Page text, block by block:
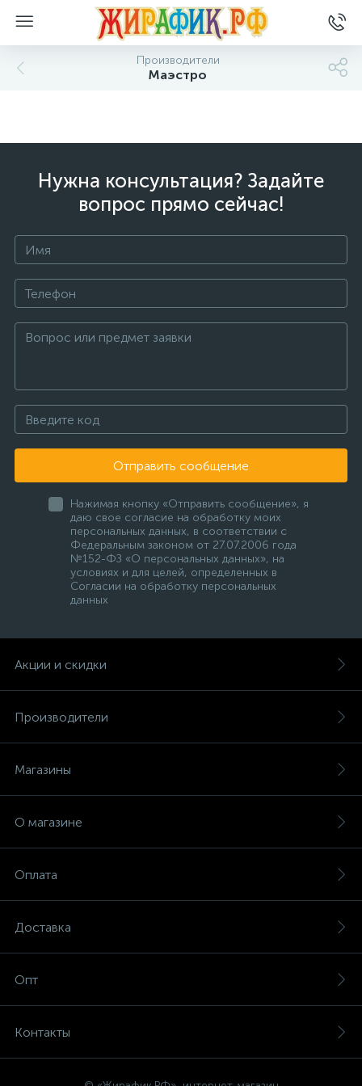
Производители
Маэстро
Нужна консультация? Задайте
вопрос прямо сейчас!
Отправить сообщение
Нажимая кнопку «Отправить сообщение», я
даю свое согласие на обработку моих
персональных данных, в соответствии с
Федеральным законом от 27.07.2006 года
№152-ФЗ «О персональных данных», на
условиях и для целей, определенных в
Согласии на обработку персональных
данных
Акции и скидки
Производители
Магазины
О магазине
Оплата
Доставка
Опт
Контакты